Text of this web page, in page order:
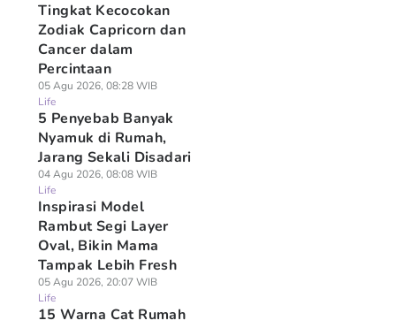
Tingkat Kecocokan
Zodiak Capricorn dan
Cancer dalam
Percintaan
05 Agu 2026, 08:28 WIB
Life
5 Penyebab Banyak
Nyamuk di Rumah,
Jarang Sekali Disadari
04 Agu 2026, 08:08 WIB
Life
Inspirasi Model
Rambut Segi Layer
Oval, Bikin Mama
Tampak Lebih Fresh
05 Agu 2026, 20:07 WIB
Life
15 Warna Cat Rumah